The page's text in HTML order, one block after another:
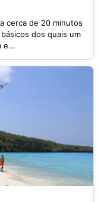
cerca de 20 minutos
dos quais um
e...